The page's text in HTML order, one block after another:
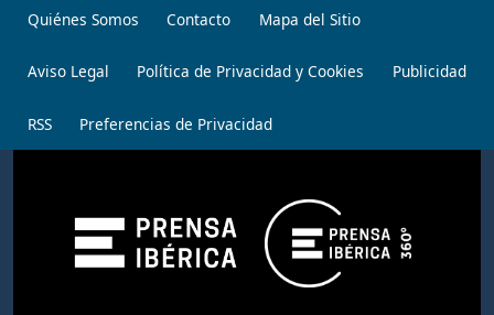
Quiénes Somos Contacto Mapa del Sitio
Aviso Legal Política de Privacidad y Cookies Publicidad
RSS Preferencias de Privacidad